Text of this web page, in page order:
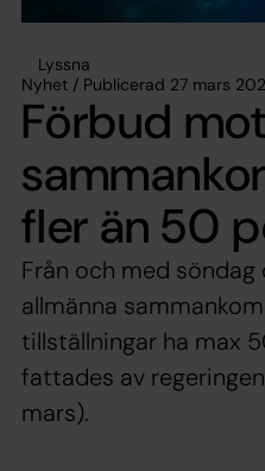
Lyssna
Nyhet / Publicerad 27 mars
Förbud
fler än 50
Från och med
allmänna
tillställningar ha max
fattades av
mars).